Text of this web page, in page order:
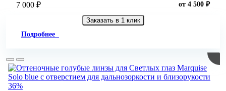
7 000 ₽ от 4 500 ₽
Заказать в 1 клик
Подробнее
36%